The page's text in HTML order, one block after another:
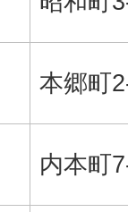
本郷町
内本町